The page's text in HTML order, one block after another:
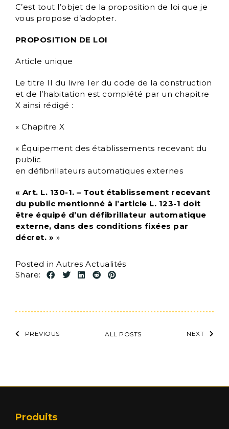
C’est tout l’objet de la proposition de loi que je
vous propose d’adopter.
PROPOSITION DE LOI
Article unique
Le titre II du livre Ier du code de la construction
et de l’habitation est complété par un chapitre
X ainsi rédigé :
« Chapitre X
« Équipement des établissements recevant du
public
en défibrillateurs automatiques externes
« Art. L. 130-1. – Tout établissement recevant
du public mentionné à l’article L. 123-1 doit
être équipé d’un défibrillateur automatique
externe, dans des conditions fixées par
décret. » »
Posted in Autres Actualités
Share:
PREVIOUS ALL POSTS NEXT
Produits